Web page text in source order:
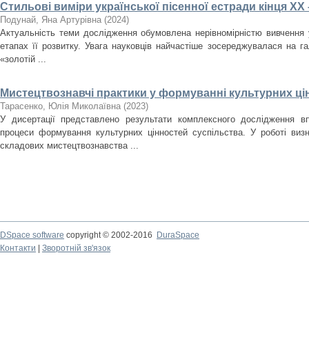
Стильові виміри української пісенної естради кінця ХХ
Подунай, Яна Артурівна (2024)
Актуальність теми дослідження обумовлена нерівномірністю вивчення
етапах її розвитку. Увага науковців найчастіше зосереджувалася на
«золотій ...
Мистецтвознавчі практики у формуванні культурних
Тарасенко, Юлія Миколаївна (2023)
У дисертації представлено результати комплексного дослідження
процеси формування культурних цінностей суспільства. У роботі
складових мистецтвознавства ...
DSpace software copyright © 2002-2016
DuraSpace
Контакти
Зворотній зв'язок